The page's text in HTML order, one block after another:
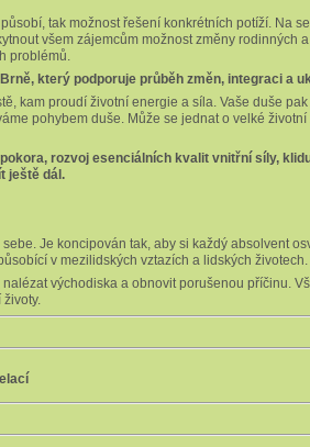
tak možnost řešení konkrétních potíží. Na
všem zájemcům možnost změny rodinných
problémů.
, který podporuje průběh změn, integraci a
kam proudí životní energie a síla. Vaše duše
pohybem duše. Může se jednat o velké
rozvoj esenciálních kvalit vnitřní síly,
ještě dál.
Je koncipován tak, aby si každý absolvent
v mezilidských vztazích a lidských životech.
východiska a obnovit porušenou příčinu.